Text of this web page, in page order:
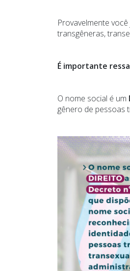
Provavelmente
transgêneras,
É importante
O nome social é um
gênero de pessoas